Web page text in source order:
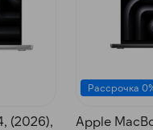
(2026),
Рассрочка
Apple